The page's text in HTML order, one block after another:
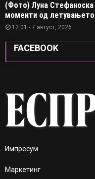
(Фото) Луна
моменти од
12:01 - 7 август, 2026
FACEBOOK
Импресум
Маркетинг